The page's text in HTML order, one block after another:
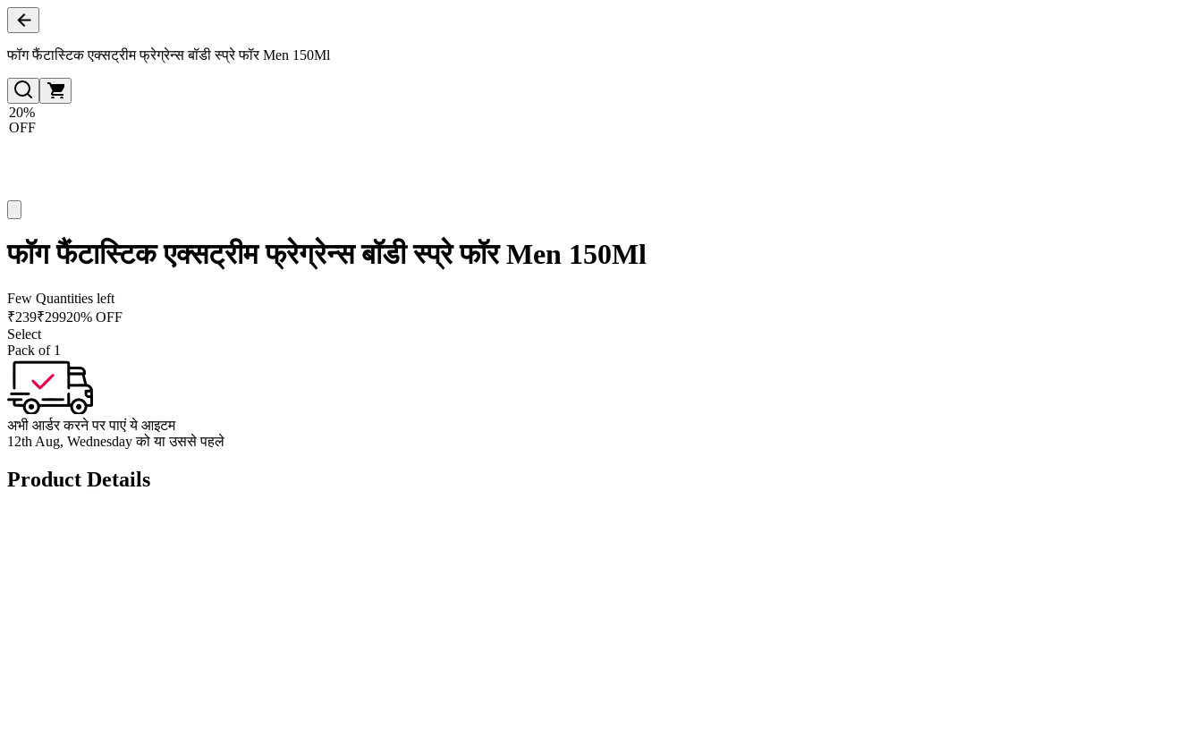
फॉग फैंटास्टिक एक्सट्रीम फ्रेग्रेन्स बॉडी स्प्रे फॉर Men 150Ml
20%
OFF
फॉग फैंटास्टिक एक्सट्रीम फ्रेग्रेन्स बॉडी स्प्रे फॉर Men 150Ml
Few Quantities left
₹239₹29920% OFF
Select
Pack of 1
अभी आर्डर करने पर पाएं ये आइटम
12th Aug, Wednesday को या उससे पहले
Product Details